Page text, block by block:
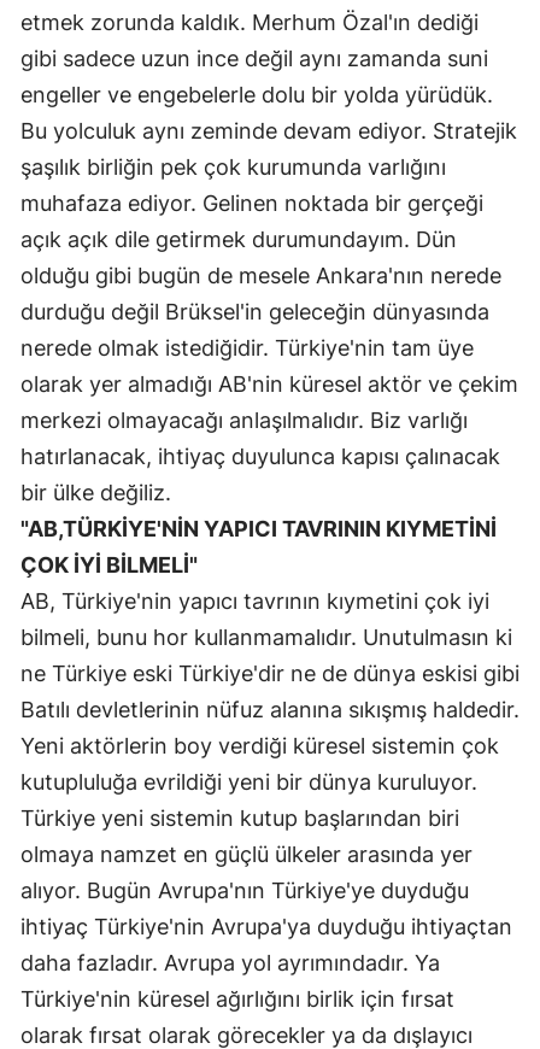
etmek zorunda kaldık. Merhum Özal'ın dediği
gibi sadece uzun ince değil aynı zamanda suni
engeller ve engebelerle dolu bir yolda yürüdük.
Bu yolculuk aynı zeminde devam ediyor. Stratejik
şaşılık birliğin pek çok kurumunda varlığını
muhafaza ediyor. Gelinen noktada bir gerçeği
açık açık dile getirmek durumundayım. Dün
olduğu gibi bugün de mesele Ankara'nın nerede
durduğu değil Brüksel'in geleceğin dünyasında
nerede olmak istediğidir. Türkiye'nin tam üye
olarak yer almadığı AB'nin küresel aktör ve çekim
merkezi olmayacağı anlaşılmalıdır. Biz varlığı
hatırlanacak, ihtiyaç duyulunca kapısı çalınacak
bir ülke değiliz.
"AB,TÜRKİYE'NİN YAPICI TAVRININ KIYMETİNİ
ÇOK İYİ BİLMELİ"
AB, Türkiye'nin yapıcı tavrının kıymetini çok iyi
bilmeli, bunu hor kullanmamalıdır. Unutulmasın ki
ne Türkiye eski Türkiye'dir ne de dünya eskisi gibi
Batılı devletlerinin nüfuz alanına sıkışmış haldedir.
Yeni aktörlerin boy verdiği küresel sistemin çok
kutupluluğa evrildiği yeni bir dünya kuruluyor.
Türkiye yeni sistemin kutup başlarından biri
olmaya namzet en güçlü ülkeler arasında yer
alıyor. Bugün Avrupa'nın Türkiye'ye duyduğu
ihtiyaç Türkiye'nin Avrupa'ya duyduğu ihtiyaçtan
daha fazladır. Avrupa yol ayrımındadır. Ya
Türkiye'nin küresel ağırlığını birlik için fırsat
olarak fırsat olarak görecekler ya da dışlayıcı